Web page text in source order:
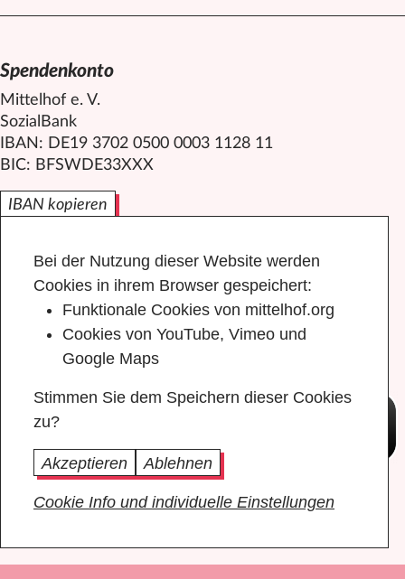
Spendenkonto
Mittelhof e. V.
SozialBank
IBAN: DE19 3702 0500 0003 1128 11
BIC: BFSWDE33XXX
IBAN kopieren
Bei der Nutzung dieser Website werden
Cookies in ihrem Browser gespeichert:
Funktionale Cookies von mittelhof.org
Cookies von YouTube, Vimeo und
Google Maps
Stimmen Sie dem Speichern dieser Cookies
zu?
Akzeptieren Ablehnen
Cookie Info und individuelle Einstellungen